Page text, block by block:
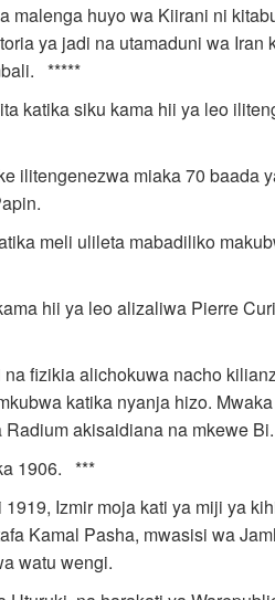
malenga huyo wa Kiirani ni
ya jadi na utamaduni wa Iran
*****
katika siku kama hii ya leo
ilitengenezwa miaka 70 baada
meli ulileta mabadiliko
hii ya leo alizaliwa Pierre
fizikia alichokuwa nacho
katika nyanja hizo.
akisaidiana na mkewe
1906. ***
Izmir moja kati ya miji ya
Kamal Pasha, mwasisi wa
watu wengi.